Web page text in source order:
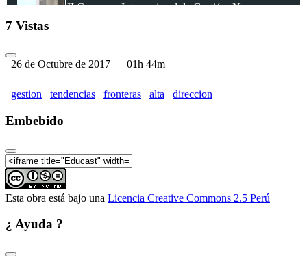
II Congreso Internacional de Gestión: Nuevas
II Congreso Internacional de Gestión: Nuevas
7 Vistas
26 de Octubre de 2017 01h 44m
gestion tendencias fronteras alta direccion
Embebido
Esta obra está bajo una Licencia Creative Commons 2.5 Perú
¿ Ayuda ?